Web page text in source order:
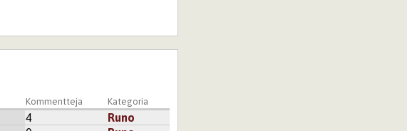
Kommentteja Kategoria
4
Runo